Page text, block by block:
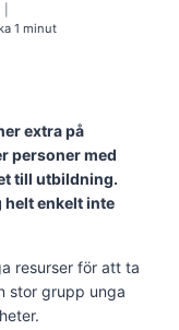
1minut
extra på
personer med
till utbildning.
helt enkelt inte
resurser för att ta
stor grupp unga